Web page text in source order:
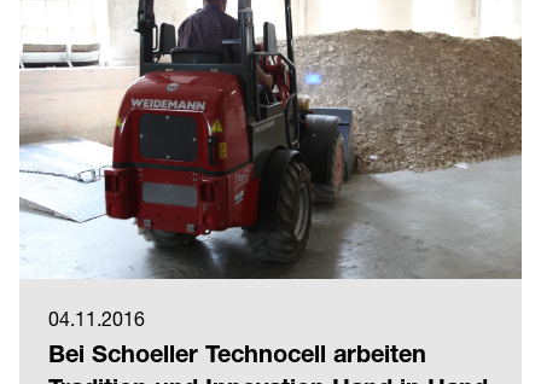
04.11.2016
Bei Schoeller Technocell arbeiten